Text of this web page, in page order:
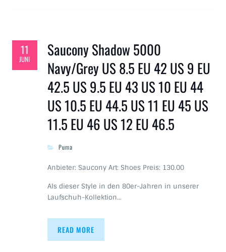
11
JUNI
Saucony Shadow 5000
Navy/Grey US 8.5 EU 42 US 9 EU
42.5 US 9.5 EU 43 US 10 EU 44
US 10.5 EU 44.5 US 11 EU 45 US
11.5 EU 46 US 12 EU 46.5
Puma
Anbieter: Saucony Art: Shoes Preis: 130.00
Als dieser Style in den 80er-Jahren in unserer
Laufschuh-Kollektion…
READ MORE